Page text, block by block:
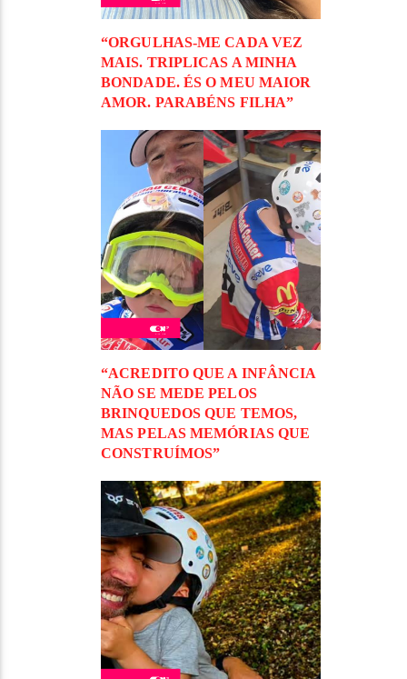
“ORGULHAS-ME CADA VEZ
MAIS. TRIPLICAS A MINHA
BONDADE. ÉS O MEU MAIOR
AMOR. PARABÉNS FILHA”
“ACREDITO QUE A INFÂNCIA
NÃO SE MEDE PELOS
BRINQUEDOS QUE TEMOS,
MAS PELAS MEMÓRIAS QUE
CONSTRUÍMOS”